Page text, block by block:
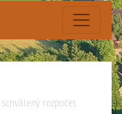
rozpočet